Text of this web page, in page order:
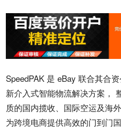
SpeedPAK 是 eBay 联合其合
新介入式智能物流解决方案，
质的国内揽收、国际空运及海
为跨境电商提供高效的门到门